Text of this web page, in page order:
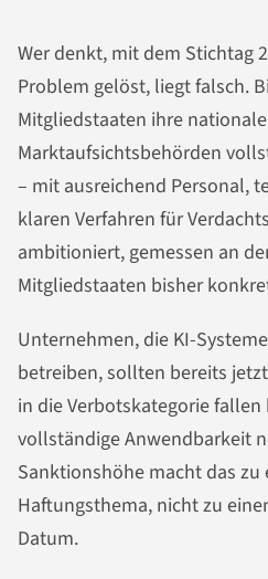
Wer denkt, mit dem Stichtag
Problem gelöst, liegt falsch.
Mitgliedstaaten ihre
Marktaufsichtsbehörden
– mit ausreichend Personal,
klaren Verfahren für
ambitioniert, gemessen an
Mitgliedstaaten bisher
Unternehmen, die KI-
betreiben, sollten bereits
in die Verbotskategorie
vollständige Anwendbarkeit
Sanktionshöhe macht das
Haftungsthema, nicht zu
Datum.